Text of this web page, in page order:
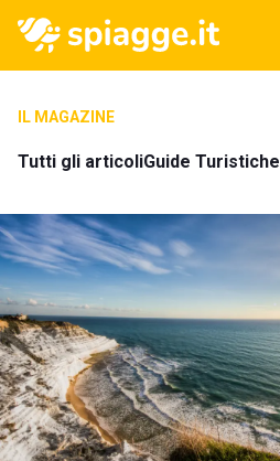
IL MAGAZINE
Tutti gli articoliGuide Turistiche